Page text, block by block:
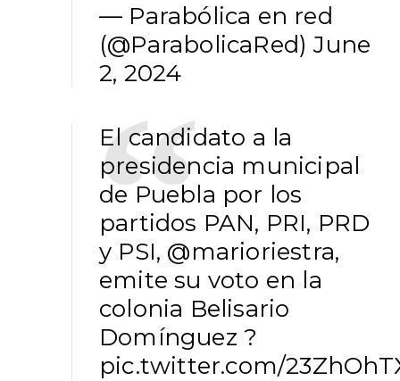
— Parabólica en red
(@ParabolicaRed)June
2, 2024
El candidato a la
presidencia municipal
de Puebla por los
partidos PAN, PRI, PRD
y PSI, @marioriestra,
emite su voto en la
colonia Belisario
Domínguez ?️
pic.twitter.com/